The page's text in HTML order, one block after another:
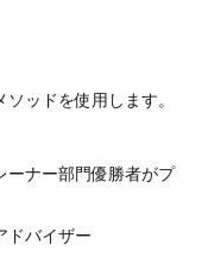
ッドを使用します。
ーナー部門優勝者がプ
ドバイザー